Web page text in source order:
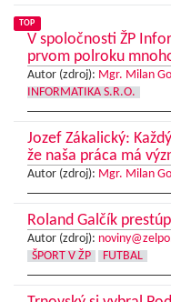
TOP
V spoločnosti ŽP
prvom polroku
Autor (zdroj): Mgr. Milan
INFORMATIKA S.R.O.
Jozef Zákalický:
že naša práca má
Autor (zdroj): Mgr. Milan
Roland Galčík
Autor (zdroj):
ŠPORT V ŽP
FUTBAL